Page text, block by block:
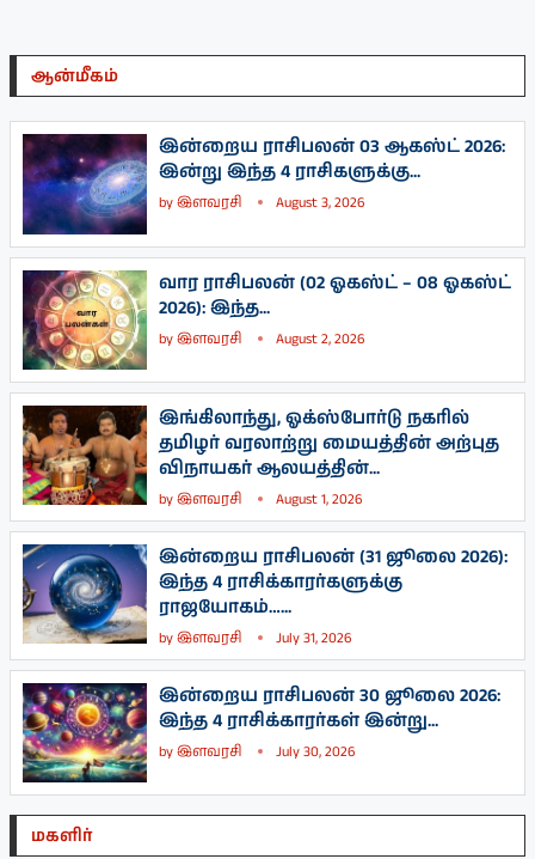
ஆன்மீகம்
இன்றைய ராசிபலன் 03 ஆகஸ்ட் 2026:
இன்று இந்த 4 ராசிகளுக்கு...
byஇளவரசி August 3, 2026
வார ராசிபலன் (02 ஓகஸ்ட் – 08 ஓகஸ்ட்
2026): இந்த...
byஇளவரசி August 2, 2026
இங்கிலாந்து, ஓக்ஸ்போர்டு நகரில்
தமிழர் வரலாற்று மையத்தின் அற்புத
விநாயகர் ஆலயத்தின்...
byஇளவரசி August 1, 2026
இன்றைய ராசிபலன் (31 ஜூலை 2026):
இந்த 4 ராசிக்காரர்களுக்கு
ராஜயோகம்…...
byஇளவரசி July 31, 2026
இன்றைய ராசிபலன் 30 ஜூலை 2026:
இந்த 4 ராசிக்காரர்கள் இன்று...
byஇளவரசி July 30, 2026
மகளிர்